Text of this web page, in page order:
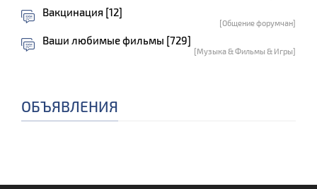
Вакцинация [12]
[Общение форумчан]
Ваши любимые фильмы [729]
[Музыка & Фильмы & Игры]
ОБЪЯВЛЕНИЯ